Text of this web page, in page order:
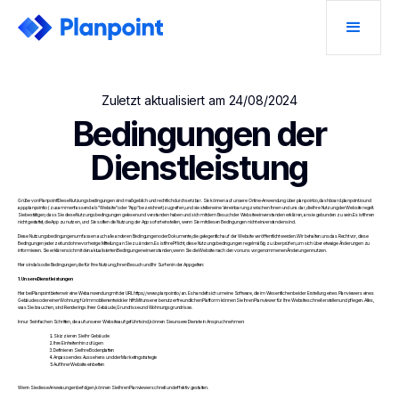
Zuletzt aktualisiert am 24/08/2024
Bedingungen der
Dienstleistung
Grüße von Planpoint! Diese Nutzungsbedingungen sind maßgeblich und rechtlich durchsetzbar. Sie können auf unsere Online-Anwendung über planpoint.io, dashboard.planpoint.io und
app.planpoint.io (zusammenfassend als "Website" oder "App" bezeichnet) zugreifen, und sie stellen eine Vereinbarung zwischen Ihnen und uns dar, die Ihre Nutzung der Website regelt.
Sie bestätigen, dass Sie diese Nutzungsbedingungen gelesen und verstanden haben und sich mit dem Besuch der Website einverstanden erklären, an sie gebunden zu sein. Es ist Ihnen
nicht gestattet, die App zu nutzen, und Sie sollten die Nutzung der App sofort einstellen, wenn Sie mit diesen Bedingungen nicht einverstanden sind.
Diese Nutzungsbedingungen umfassen auch alle anderen Bedingungen oder Dokumente, die gelegentlich auf der Website veröffentlicht werden. Wir behalten uns das Recht vor, diese
Bedingungen jederzeit und ohne vorherige Mitteilung an Sie zu ändern. Es ist Ihre Pflicht, diese Nutzungsbedingungen regelmäßig zu überprüfen, um sich über etwaige Änderungen zu
informieren. Sie erklären sich mit den aktualisierten Bedingungen einverstanden, wenn Sie die Website nach den von uns vorgenommenen Änderungen nutzen.
Hier sind also die Bedingungen, die für Ihre Nutzung, Ihren Besuch und Ihr Surfen in der App gelten:
1. Unsere Dienstleistungen
Hier bei Planpoint bieten wir eine Webanwendung mit der URL https://www.planpoint.io/ an. Es handelt sich um eine Software, die im Wesentlichen bei der Erstellung eines Planviewers eines
Gebäudes oder einer Wohnung für Immobilienentwickler hilft. Mit unserer benutzerfreundlichen Plattform können Sie Ihren Planviewer für Ihre Website schnell erstellen und pflegen. Alles,
was Sie brauchen, sind Renderings Ihrer Gebäude, Grundrisse und Wohnungsgrundrisse.
In nur 5 einfachen Schritten, die auf unserer Website aufgeführt sind, können Sie unsere Dienste in Anspruch nehmen:
Skizzieren Sie Ihr Gebäude
Ihre Einheiten hinzufügen
Definieren Sie Ihre Bodenplatten
Anpassen des Aussehens und der Marketingstrategie
Auf Ihrer Website einbetten
Wenn Sie diese Anweisungen befolgen, können Sie Ihren Planviewer schnell und effektiv gestalten.